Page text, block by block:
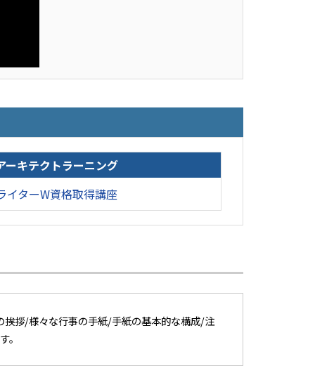
ーキテクトラーニング
イターW資格取得講座
挨拶/様々な行事の手紙/手紙の基本的な構成/注
。